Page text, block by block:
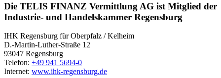
Die TELIS FINANZ Vermittlung AG ist Mitglied der
Industrie- und Handelskammer Regensburg
IHK Regensburg für Oberpfalz / Kelheim
D.-Martin-Luther-Straße 12
93047 Regensburg
Telefon: +49 941 5694-0
Internet: www.ihk-regensburg.de